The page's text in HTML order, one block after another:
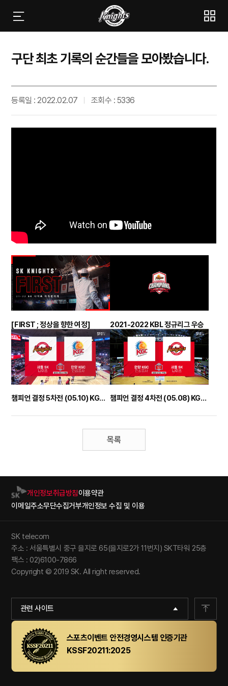
구단 최초 기록의 순간들을 모아봤습니다.
등록일 : 2022.02.07 조회수 : 5336
[FIRST ; 정상을 향한 여정] 2021-2022 KBL 정규리그 우승
챔피언 결정 5차전 (05.10) KGC전 하이라이트 챔피언 결정 4차전 (05.08) KGC전 하이라이트
목록
개인정보취급방침이용약관
이메일주소무단수집거부개인정보 수집 및 이용
관련 사이트
SK telecom
주소 : 서울특별시 중구 을지로 65(을지로2가 11번지) SKT타워 25층
팩스 : 02)6100-7866
Copyright © 2019 SK. All right reserved.
스포츠이벤트 안전경영시스템 인증기관
KSSF20211:2025